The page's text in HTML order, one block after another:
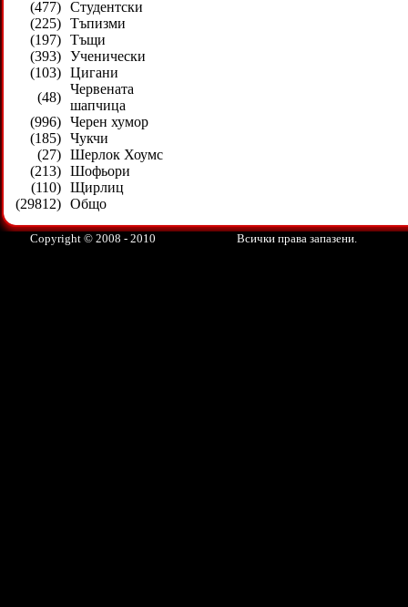
(477) Студентски
(225) Тъпизми
(197) Тъщи
(393) Ученически
(103) Цигани
(48)
Червената
шапчица
(996) Черен хумор
(185) Чукчи
(27) Шерлок Хоумс
(213) Шофьори
(110) Щирлиц
(29812) Общо
Copyright © 2008 - 2010 Всички права запазени.